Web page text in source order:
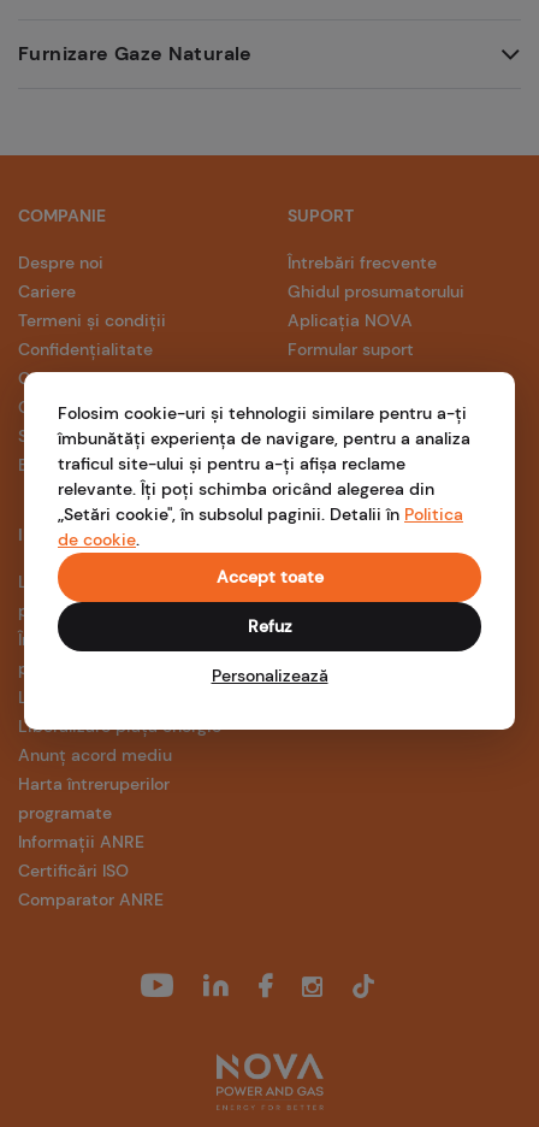
Furnizare Gaze Naturale
COMPANIE
Despre noi
Cariere
Termeni și condiții
Confidențialitate
Conformitate
Cookies
Setări cookie
Blog
INFORMAȚII
Legea compensării și
plafonării
Încetarea schemei de sprijin
pentru energie electrică
Legislative și contracte
Liberalizare piață energie
Anunț acord mediu
Harta întreruperilor
programate
Informații ANRE
Certificări ISO
Comparator ANRE
SUPORT
Întrebări frecvente
Ghidul prosumatorului
Aplicația NOVA
Formular suport
Folosim cookie-uri și tehnologii similare pentru a-ți
îmbunătăți experiența de navigare, pentru a analiza
traficul site-ului și pentru a-ți afișa reclame
relevante. Îți poți schimba oricând alegerea din
„Setări cookie", în subsolul paginii. Detalii în Politica
de cookie.
Accept toate
Refuz
Personalizează